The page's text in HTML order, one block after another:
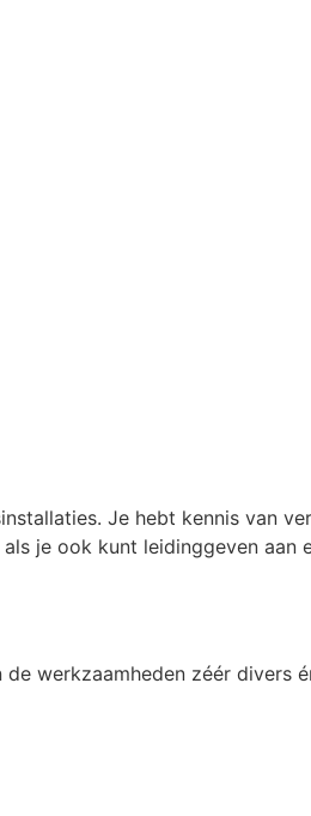
Je hebt kennis van
je ook kunt leidinggeven aan
werkzaamheden zéér divers